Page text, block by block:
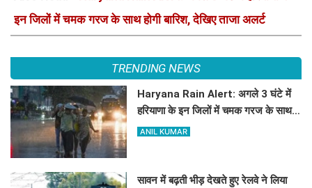
इन जिलों में चमक गरज के साथ होगी बारिश, देखिए ताजा अलर्ट
TRENDING NEWS
Haryana Rain Alert: अगले 3 घंटे में
हरियाणा के इन जिलों में चमक गरज के साथ
होगी बारिश, देखिए ताजा अलर्ट
ANIL KUMAR
सावन में बढ़ती भीड़ देखते हुए रेलवे ने लिया